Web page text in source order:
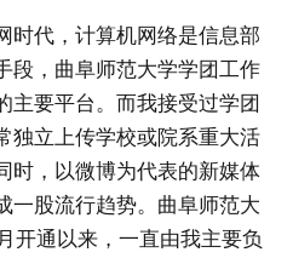
时代，计算机网络是信息部
段，曲阜师范大学学团工作
主要平台。而我接受过学团
独立上传学校或院系重大活
时，以微博为代表的新媒体
一股流行趋势。曲阜师范大
开通以来，一直由我主要负